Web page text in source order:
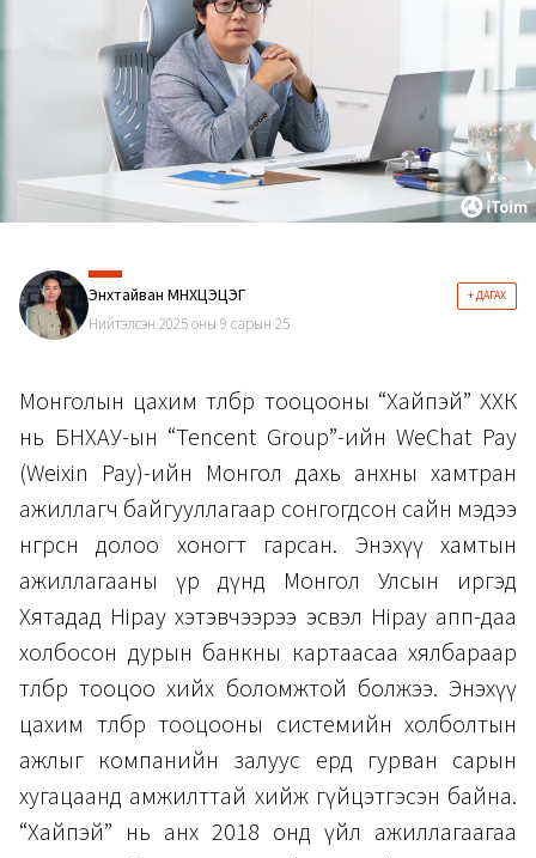
Энхтайван МӨНХЦЭЦЭГ + ДАГАХ
Нийтэлсэн 2025 оны 9 сарын 25
Монголын цахим төлбөр тооцооны “Хайпэй” ХХК
нь БНХАУ-ын “Tencent Group”-ийн WeChat Pay
(Weixin Pay)-ийн Монгол дахь анхны хамтран
ажиллагч байгууллагаар сонгогдсон сайн мэдээ
өнгөрсөн долоо хоногт гарсан. Энэхүү хамтын
ажиллагааны үр дүнд Монгол Улсын иргэд
Хятадад Hipay хэтэвчээрээ эсвэл Hipay апп-даа
холбосон дурын банкны картаасаа хялбараар
төлбөр тооцоо хийх боломжтой болжээ. Энэхүү
цахим төлбөр тооцооны системийн холболтын
ажлыг компанийн залуус ердөө гурван сарын
хугацаанд амжилттай хийж гүйцэтгэсэн байна.
“Хайпэй” нь анх 2018 онд үйл ажиллагаагаа